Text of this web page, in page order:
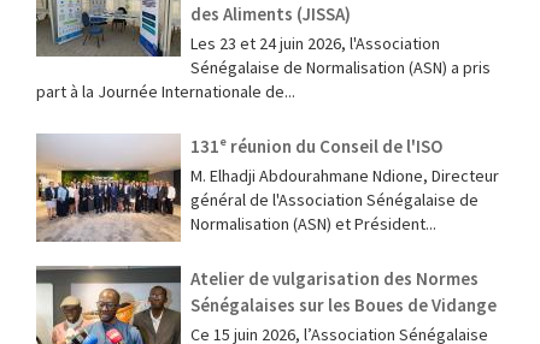
des Aliments (JISSA)
‎Les 23 et 24 juin 2026, l'Association
Sénégalaise de Normalisation (ASN) a pris
part à la Journée Internationale de...
131ᵉ réunion du Conseil de l'ISO
M. Elhadji Abdourahmane Ndione, Directeur
général de l'Association Sénégalaise de
Normalisation (ASN) et Président...
Atelier de vulgarisation des Normes
Sénégalaises sur les Boues de Vidange
Ce 15 juin 2026, l’Association Sénégalaise